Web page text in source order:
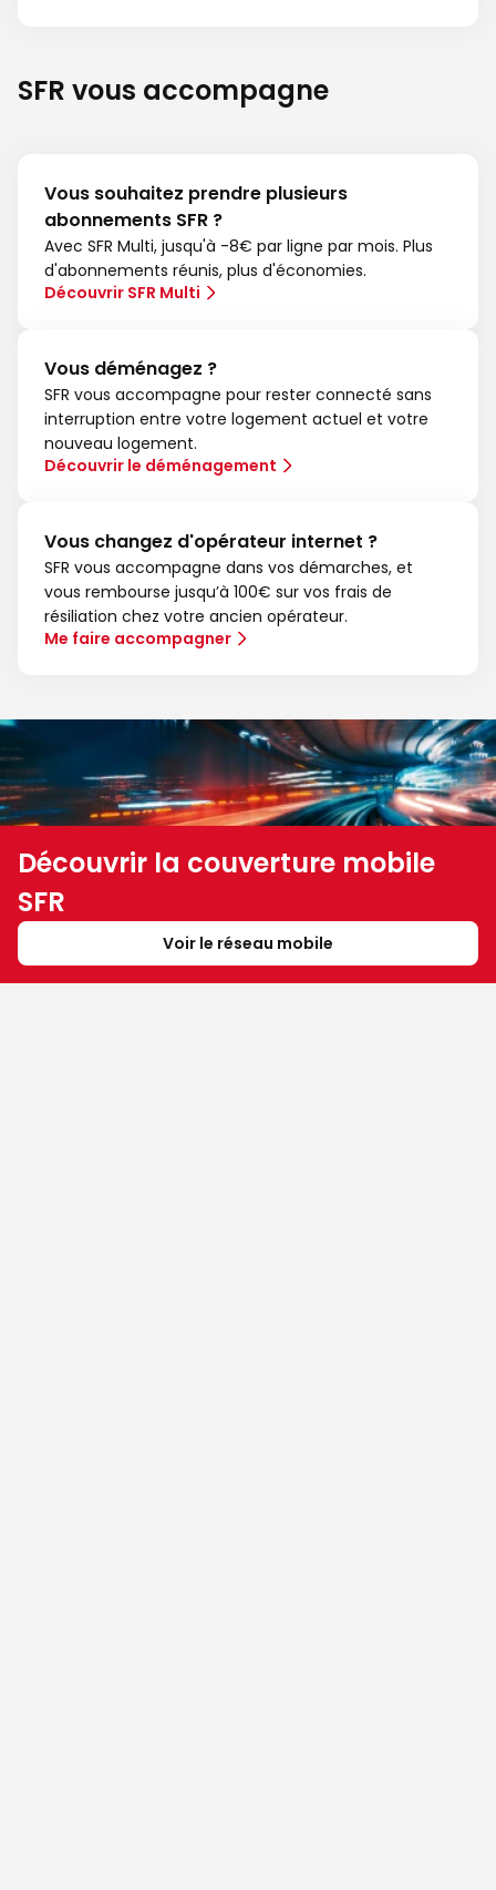
SFR vous accompagne
Vous souhaitez prendre plusieurs
abonnements SFR ?
Avec SFR Multi, jusqu'à -8€ par ligne par mois. Plus
d'abonnements réunis, plus d'économies.
Découvrir SFR Multi
Vous déménagez ?
SFR vous accompagne pour rester connecté sans
interruption entre votre logement actuel et votre
nouveau logement.
Découvrir le déménagement
Vous changez d'opérateur internet ?
SFR vous accompagne dans vos démarches, et
vous rembourse jusqu’à 100€ sur vos frais de
résiliation chez votre ancien opérateur.
Me faire accompagner
Découvrir la couverture mobile
SFR
Voir le réseau mobile